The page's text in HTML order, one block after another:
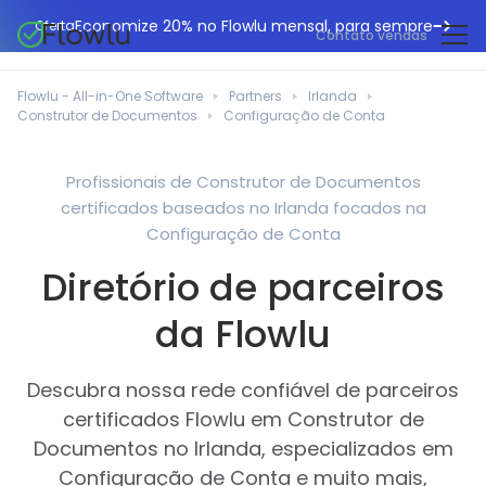
OfertaEconomize 20% no Flowlu mensal, para sempre
Contato vendas
Gestão de projetos
Faturação online
Automação do fluxo de trabalho
Ferramentas de colaboração
Gestão financeira
Base de conhecimento
Agências de marketing
Departamentos de TI
Consultores de negócios
Profissionais jurídicos
Empresas de fabrico
Pequenos negócios
Planeadores de eventos
Central de ajuda
Blogue Flowlu
Guias
Casos de utilização
Ferramentas gratuitas
Português
Flowlu - All-in-One Software Partners
Irlanda
Construtor de Documentos
Configuração de Conta
Profissionais de Construtor de Documentos
certificados baseados no Irlanda focados na
Configuração de Conta
Diretório de parceiros
da Flowlu
Descubra nossa rede confiável de parceiros
certificados Flowlu em Construtor de
Documentos no Irlanda, especializados em
Configuração de Conta e muito mais,